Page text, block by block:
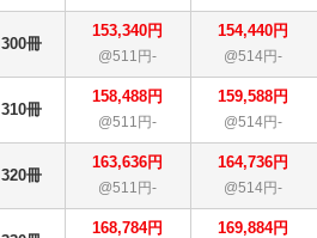
300冊
153,340円
@511円-
154,440円
@514円-
310冊
158,488円
@511円-
159,588円
@514円-
320冊
163,636円
@511円-
164,736円
@514円-
168,784円 169,884円